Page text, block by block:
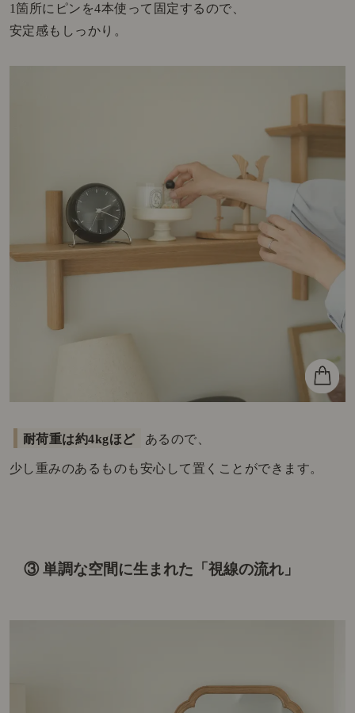
1箇所にピンを4本使って固定するので、
安定感もしっかり。
耐荷重は約4kgほど あるので、
少し重みのあるものも安心して置くことができます。
③ 単調な空間に生まれた「視線の流れ」